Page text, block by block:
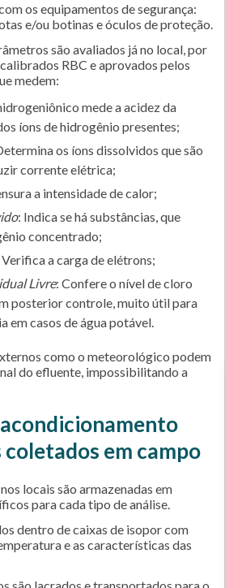
os equipamentos de segurança:
e/ou botinas e óculos de proteção.
são avaliados já no local, por
RBC e aprovados pelos
medem:
mede a acidez da
íons de hidrogênio presentes;
os íons dissolvidos que são
corrente elétrica;
a intensidade de calor;
: Indica se há substâncias, que
concentrado;
Verifica a carga de elétrons;
Livre: Confere o nível de cloro
posterior controle, muito útil para
em casos de água potável.
como o meteorológico podem
do efluente, impossibilitando a
em campo
locais são armazenadas em
para cada tipo de análise.
dentro de caixas de isopor com
e as características das